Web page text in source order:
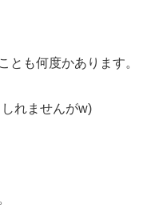
とも何度かあります。
れませんがw)